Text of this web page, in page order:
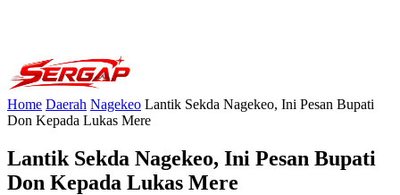
Home Daerah Nagekeo Lantik Sekda Nagekeo, Ini Pesan Bupati
Don Kepada Lukas Mere
Lantik Sekda Nagekeo, Ini Pesan Bupati
Don Kepada Lukas Mere